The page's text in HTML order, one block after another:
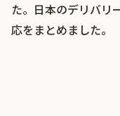
た。日本のデリバリ
応をまとめました。